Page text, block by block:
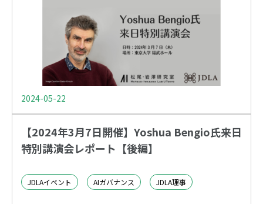
2024-05-22
【2024年3月7日開催】Yoshua Bengio氏来日
特別講演会レポート【後編】
JDLAイベント AIガバナンス JDLA理事